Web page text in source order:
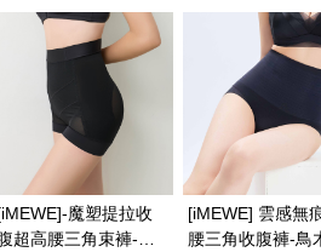
魔塑提拉收
超高腰三角束褲-絲
[iMEWE] 雲感無
腰三角收腹褲-鳥